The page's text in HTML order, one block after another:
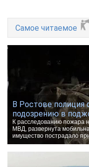
Самое читаемое
В Ростове полиция
подозрению в
К расследованию пожара
МВД, развернута
имущество пострадало